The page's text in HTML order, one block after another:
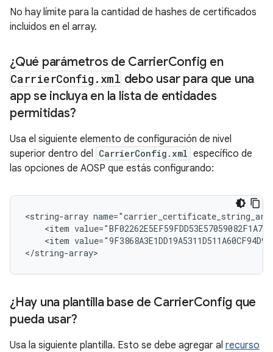
No hay límite para la cantidad de hashes de certificados
incluidos en el array.
¿Qué parámetros de CarrierConfig en
CarrierConfig . xml debo usar para que una
app se incluya en la lista de entidades
permitidas?
Usa el siguiente elemento de configuración de nivel
superior dentro del CarrierConfig.xml específico de
las opciones de AOSP que estás configurando:
<string-array
<item
<item
</string-array>
¿Hay una plantilla base de CarrierConfig que
pueda usar?
Usa la siguiente plantilla. Esto se debe agregar al recurso